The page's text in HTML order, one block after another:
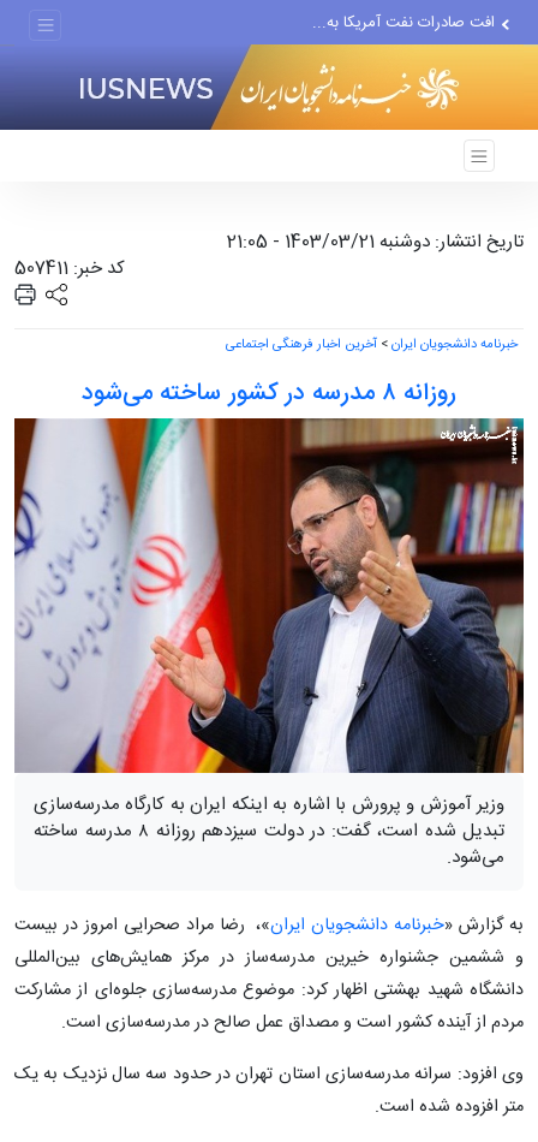
افت صادرات نفت آمریکا به...
حادثه امنیتی دریایی در جنوب...
تاریخ انتشار: دوشنبه 1403/03/21 - 21:05
کد خبر: 507411
خبرنامه دانشجویان ایران> آخرین اخبار فرهنگی اجتماعی
روزانه ۸ مدرسه در کشور ساخته می‌شود
وزیر آموزش و پرورش با اشاره به اینکه ایران به کارگاه مدرسه‌سازی
تبدیل شده است، گفت: در دولت سیزدهم روزانه ۸ مدرسه ساخته
می‌شود.
به گزارش «خبرنامه دانشجویان ایران»، رضا مراد صحرایی امروز در بیست
و ششمین جشنواره خیرین مدرسه‌ساز در مرکز همایش‌های بین‌المللی
دانشگاه شهید بهشتی اظهار کرد: موضوع مدرسه‌سازی جلوه‌ای از مشارکت
مردم از آینده کشور است و مصداق عمل صالح در مدرسه‌سازی است.
وی افزود: سرانه مدرسه‌سازی استان تهران در حدود سه سال نزدیک به یک
متر افزوده شده است.